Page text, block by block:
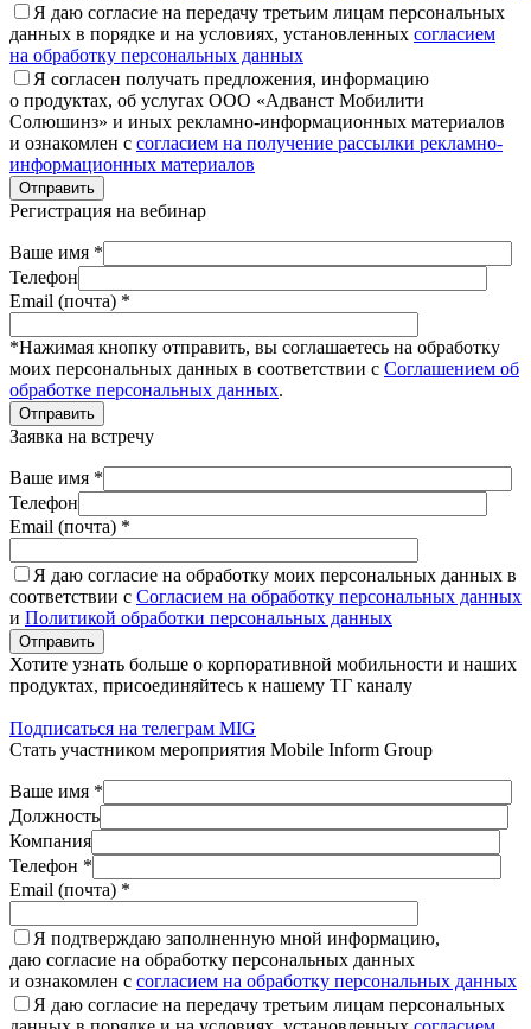
Я даю согласие на передачу третьим лицам персональных
данных в порядке и на условиях, установленных согласием
на обработку персональных данных
Я согласен получать предложения, информацию
о продуктах, об услугах ООО «Адванст Мобилити
Солюшинз» и иных рекламно-информационных материалов
и ознакомлен с согласием на получение рассылки рекламно-
информационных материалов
Отправить
Регистрация на вебинар
Ваше имя *
Телефон
Email (почта) *
*Нажимая кнопку отправить, вы соглашаетесь на обработку
моих персональных данных в соответствии с Соглашением об
обработке персональных данных.
Отправить
Заявка на встречу
Ваше имя *
Телефон
Email (почта) *
Я даю согласие на обработку моих персональных данных в
соответствии с Согласием на обработку персональных данных
и Политикой обработки персональных данных
Отправить
Хотите узнать больше о корпоративной мобильности и наших
продуктах, присоединяйтесь к нашему ТГ каналу
Подписаться на телеграм MIG
Стать участником мероприятия Mobile Inform Group
Ваше имя *
Должность
Компания
Телефон *
Email (почта) *
Я подтверждаю заполненную мной информацию,
даю согласие на обработку персональных данных
и ознакомлен с согласием на обработку персональных данных
Я даю согласие на передачу третьим лицам персональных